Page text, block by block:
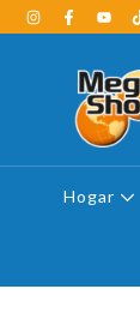
Hogar